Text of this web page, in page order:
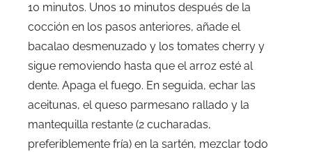
10 minutos. Unos 10 minutos después de la
cocción en los pasos anteriores, añade el
bacalao desmenuzado y los tomates cherry y
sigue removiendo hasta que el arroz esté al
dente. Apaga el fuego. En seguida, echar las
aceitunas, el queso parmesano rallado y la
mantequilla restante (2 cucharadas,
preferiblemente fría) en la sartén, mezclar todo